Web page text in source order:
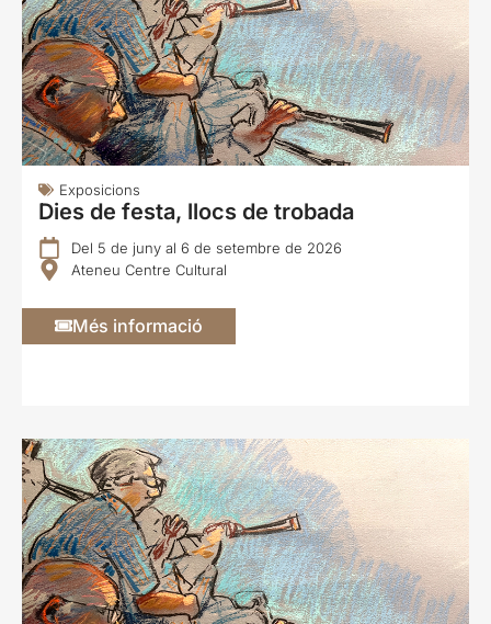
Exposicions
Dies de festa, llocs de trobada
Del 5 de juny al 6 de setembre de 2026
Ateneu Centre Cultural
Més informació